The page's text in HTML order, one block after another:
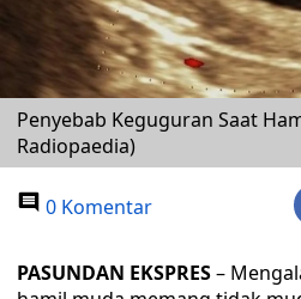
Penyebab Keguguran Saat
Radiopaedia)
0 Komentar
PASUNDAN EKSPRES–